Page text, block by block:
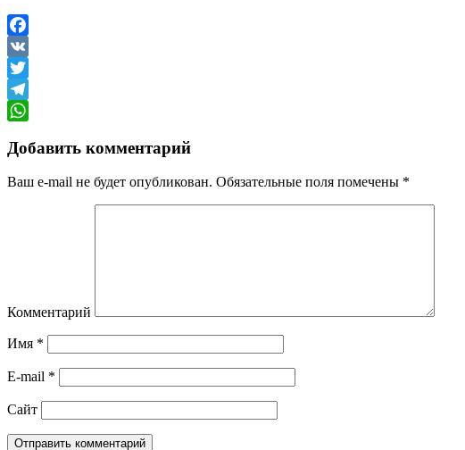
Facebook
VK
Twitter
Telegram
Добавить комментарий
Ваш e-mail не будет опубликован. Обязательные поля помечены *
Комментарий
Имя *
E-mail *
Сайт